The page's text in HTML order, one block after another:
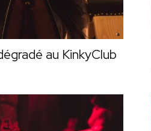
au KinkyClub